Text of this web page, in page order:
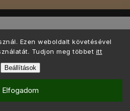
Ezen weboldalt követésével
Tudjon meg többet itt
Beállítások
Elfogadom
Shoptet készítette
a grafikai tervezést